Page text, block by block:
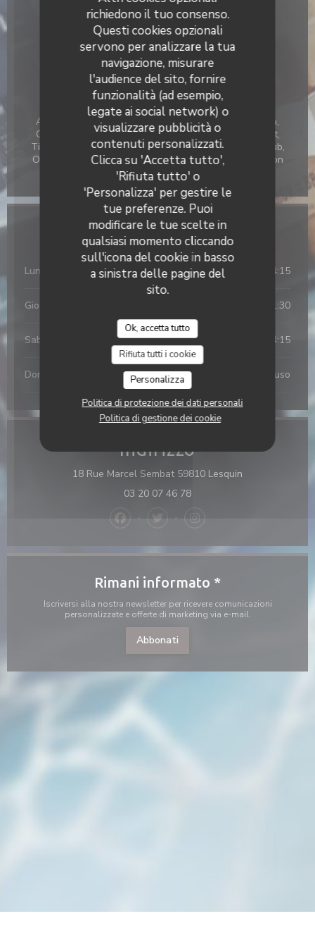
richiedono il tuo consenso.
Questi cookies opzionali
servono per analizzare la tua
navigazione, misurare
l'audience del sito, fornire
funzionalità (ad esempio,
legate ai social network) o
visualizzare pubblicità o
contenuti personalizzati.
Clicca su 'Accetta tutto',
'Rifiuta tutto' o
'Personalizza' per gestire le
tue preferenze. Puoi
modificare le tue scelte in
qualsiasi momento cliccando
sull'icona del cookie in basso
a sinistra delle pagine del
sito.
Ok, accetta tutto
Rifiuta tutti i cookie
Personalizza
Politica di protezione dei dati personali
Politica di gestione dei cookie
Servizi
Seminari e banchetti, Sale banchetti - per banchetti,
Terrazza estiva, seminario, Pranzi di gruppo,
Privatizzazione, Parcheggio privato gratuito, Accesso
disabili
Metodo di pagamento
American Express, Bancomat, Assegni, Buoni vacanza,
Contanti, Eurocard / Mastercard, Contactless Payment,
Titoli Restaurant, Visa, Bonifico, Buoni pasto, Diner Club,
Ordine di acquisto, Maestro, Diners Club, Protone, Union
Pay, Apple Pay, Senza contatto, Pagamento mobile
Orari
Lun 11:45 - 14:15
Gio 19:30 - 21:30
Sabato 11:45 - 14:15
Domenica Chiuso
Indirizzo
18 Rue Marcel Sembat 59810 Lesquin
03 20 07 46 78
Facebook ((apre una nuova finestra))
Twitter ((apre una nuova
Instagram ((apre una
Rimani informato *
Iscriversi alla nostra newsletter per ricevere comunicazioni
personalizzate e offerte di marketing via e-mail.
Abbonati
La Galiote Restaurant & Bar